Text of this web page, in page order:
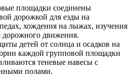
площадки соеди­нены
дорожкой для езды на
хождения на лыжах, изуче­ния
дорожного движения.
детей от солнца и осадков на
каждой групповой площадки
теневые навесы с
полами.